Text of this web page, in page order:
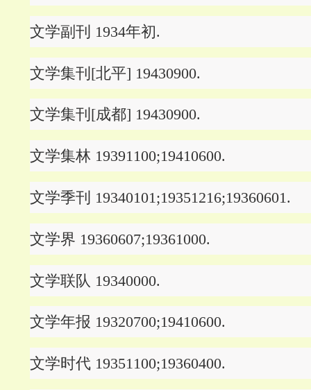
文学副刊 1934年初.
文学集刊[北平] 19430900.
文学集刊[成都] 19430900.
文学集林 19391100;19410600.
文学季刊 19340101;19351216;19360601.
文学界 19360607;19361000.
文学联队 19340000.
文学年报 19320700;19410600.
文学时代 19351100;19360400.